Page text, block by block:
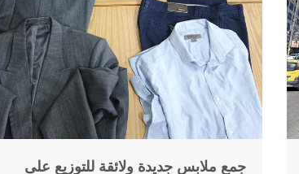
جمع ملابس جديدة ولائقة للتوزيع على